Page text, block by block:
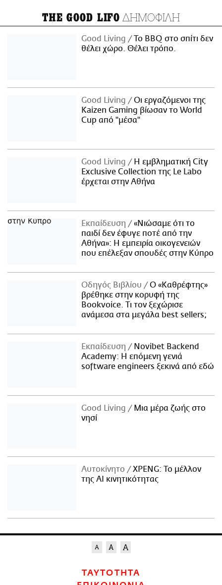
THE GOOD LIFO ΔΗΜΟΦΙΛΗ
Good Living
Το BBQ στο σπίτι δεν
θέλει χώρο. Θέλει τρόπο.
Good Living
Οι εργαζόμενοι της
Kaizen Gaming βίωσαν το World
Cup από "μέσα"
Good Living
Η εμβληματική City
Exclusive Collection της Le Labo
έρχεται στην Αθήνα
Εκπαίδευση
«Νιώσαμε ότι το
παιδί δεν έφυγε ποτέ από την
Αθήνα»: Η εμπειρία οικογενειών
που επέλεξαν σπουδές στην Κύπρο
Οδηγός Βιβλίου
Ο «Καθρέφτης»
βρέθηκε στην κορυφή της
Bookvoice. Τι τον ξεχώρισε
ανάμεσα στα μεγάλα best sellers;
Εκπαίδευση
Novibet Backend
Academy: Η επόμενη γενιά
software engineers ξεκινά από εδώ
Good Living
Μια μέρα ζωής στο
νησί
Αυτοκίνητο
XPENG: Το μέλλον
της AI κινητικότητας
ΤΑΥΤΟΤΗΤΑ